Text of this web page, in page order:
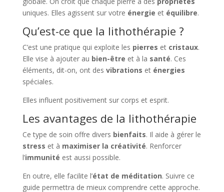
uniques. Elles agissent sur votre énergie et équilibre.
Qu’est-ce que la lithothérapie ?
C’est une pratique qui exploite les pierres et cristaux.
Elle vise à ajouter au bien-être et à la santé. Ces
éléments, dit-on, ont des vibrations et énergies
spéciales.
Elles influent positivement sur corps et esprit.
Les avantages de la lithothérapie
Ce type de soin offre divers bienfaits. Il aide à gérer le
stress et à maximiser la créativité. Renforcer
l’immunité est aussi possible.
En outre, elle facilite l’état de méditation. Suivre ce
guide permettra de mieux comprendre cette approche.